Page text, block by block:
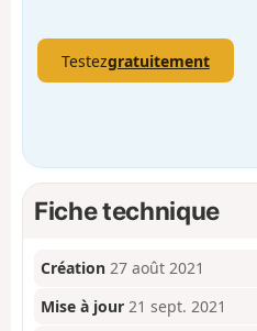
Testezgratuitement
Fiche technique
Création 27 août 2021
Mise à jour 21 sept. 2021